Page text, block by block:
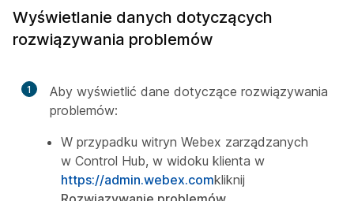
Wyświetlanie danych dotyczących
rozwiązywania problemów
1
Aby wyświetlić dane dotyczące rozwiązywania
problemów:
W przypadku witryn Webex zarządzanych
w Control Hub, w widoku klienta w
https://admin.webex.comkliknij